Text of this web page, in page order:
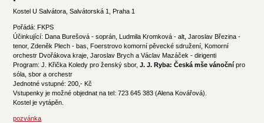
Kostel U Salvátora, Salvátorská 1, Praha 1
Pořádá: FKPS
Účinkující: Dana Burešová - soprán, Ludmila Kromková - alt, Jaroslav Březina -
tenor, Zdeněk Plech - bas, Foerstrovo komorní pěvecké sdružení, Komorní
orchestr Dvořákova kraje, Jaroslav Brych a Václav Mazáček - dirigenti
Program: J. Křička Koledy pro ženský sbor,J. J. Ryba: Česká mše vánočnípro
sóla, sbor a orchestr
Jednotné vstupné: 200,- Kč
Vstupenky je možné objednat na tel: 723 645 383 (Alena Kovářová).
Kostel je vytápěn.
pozvánka